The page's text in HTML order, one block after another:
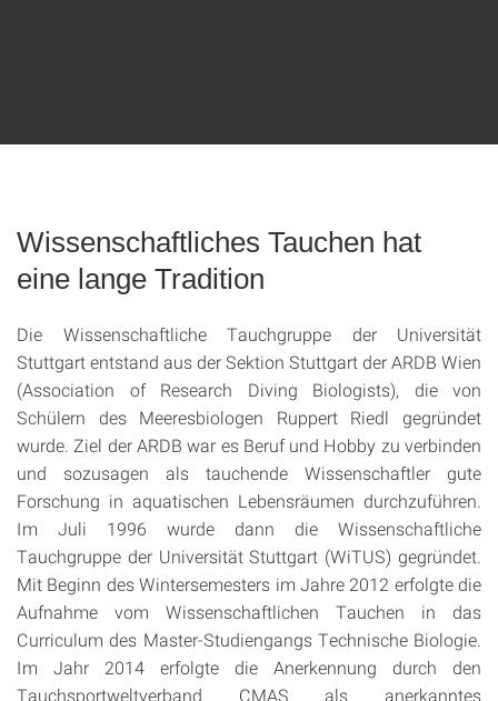
Wissenschaftliches Tauchen hat
eine lange Tradition
Die Wissenschaftliche Tauchgruppe der Universität
Stuttgart entstand aus der Sektion Stuttgart der ARDB Wien
(Association of Research Diving Biologists), die von
Schülern des Meeresbiologen Ruppert Riedl gegründet
wurde. Ziel der ARDB war es Beruf und Hobby zu verbinden
und sozusagen als tauchende Wissenschaftler gute
Forschung in aquatischen Lebensräumen durchzuführen.
Im Juli 1996 wurde dann die Wissenschaftliche
Tauchgruppe der Universität Stuttgart (WiTUS) gegründet.
Mit Beginn des Wintersemesters im Jahre 2012 erfolgte die
Aufnahme vom Wissenschaftlichen Tauchen in das
Curriculum des Master-Studiengangs Technische Biologie.
Im Jahr 2014 erfolgte die Anerkennung durch den
Tauchsportweltverband CMAS als anerkanntes